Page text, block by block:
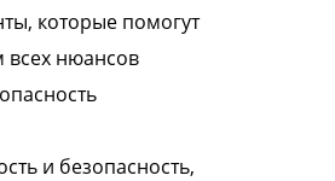
которые помогут
всех нюансов
и безопасность,